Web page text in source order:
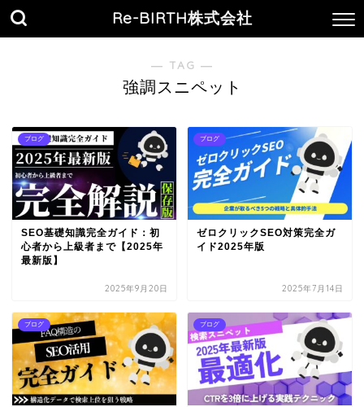
Re-BIRTH株式会社
― TAG ―
強調スニペット
ブログ
SEO基礎知識完全ガイド：初
心者から上級者まで【2025年
最新版】
2025年9月20日
ブログ
ゼロクリックSEO対策完全ガ
イド2025年版
2025年7月14日
ブログ ブログ